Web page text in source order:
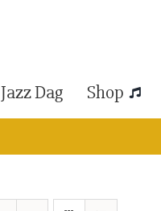
Dag Shop